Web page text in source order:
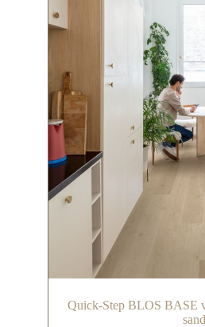
Quick-Step BLOS BASE
sand